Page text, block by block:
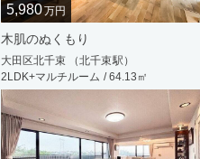
5,980万円
木肌のぬくもり
大田区北千束 （北千束駅）
2LDK+マルチルーム / 64.13㎡